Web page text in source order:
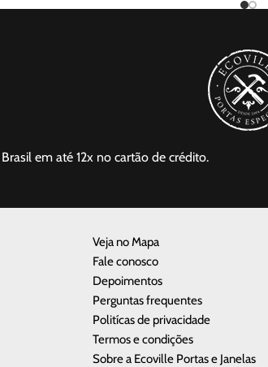
em até 12x no cartão de crédito.
Veja no Mapa
Fale conosco
Depoimentos
Perguntas frequentes
Politícas de privacidade
Termos e condições
Sobre a Ecoville Portas e Janelas